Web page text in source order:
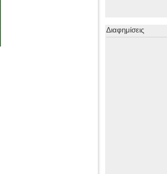
Διαφημίσεις